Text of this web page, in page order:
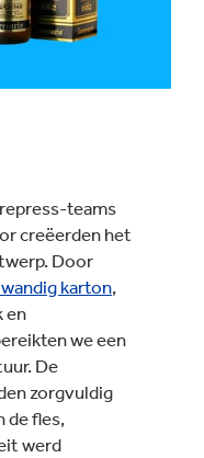
teams
creëerden het
Door
karton,
en
we een
De
zorgvuldig
de fles,
werd